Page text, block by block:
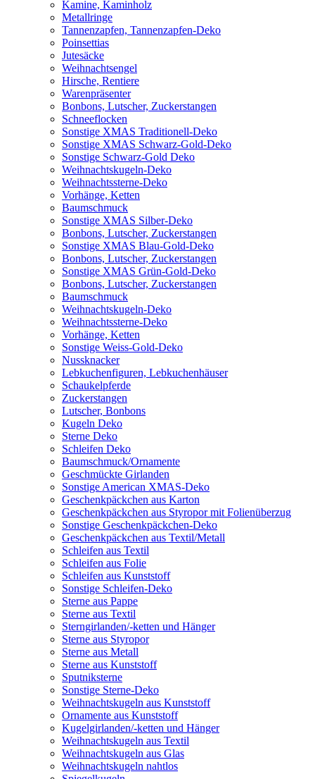
Kamine, Kaminholz
Metallringe
Tannenzapfen, Tannenzapfen-Deko
Poinsettias
Jutesäcke
Weihnachtsengel
Hirsche, Rentiere
Warenpräsenter
Bonbons, Lutscher, Zuckerstangen
Schneeflocken
Sonstige XMAS Traditionell-Deko
Sonstige XMAS Schwarz-Gold-Deko
Sonstige Schwarz-Gold Deko
Weihnachtskugeln-Deko
Weihnachtssterne-Deko
Vorhänge, Ketten
Baumschmuck
Sonstige XMAS Silber-Deko
Bonbons, Lutscher, Zuckerstangen
Sonstige XMAS Blau-Gold-Deko
Bonbons, Lutscher, Zuckerstangen
Sonstige XMAS Grün-Gold-Deko
Bonbons, Lutscher, Zuckerstangen
Baumschmuck
Weihnachtskugeln-Deko
Weihnachtssterne-Deko
Vorhänge, Ketten
Sonstige Weiss-Gold-Deko
Nussknacker
Lebkuchenfiguren, Lebkuchenhäuser
Schaukelpferde
Zuckerstangen
Lutscher, Bonbons
Kugeln Deko
Sterne Deko
Schleifen Deko
Baumschmuck/Ornamente
Geschmückte Girlanden
Sonstige American XMAS-Deko
Geschenkpäckchen aus Karton
Geschenkpäckchen aus Styropor mit Folienüberzug
Sonstige Geschenkpäckchen-Deko
Geschenkpäckchen aus Textil/Metall
Schleifen aus Textil
Schleifen aus Folie
Schleifen aus Kunststoff
Sonstige Schleifen-Deko
Sterne aus Pappe
Sterne aus Textil
Sterngirlanden/-ketten und Hänger
Sterne aus Styropor
Sterne aus Metall
Sterne aus Kunststoff
Sputniksterne
Sonstige Sterne-Deko
Weihnachtskugeln aus Kunststoff
Ornamente aus Kunststoff
Kugelgirlanden/-ketten und Hänger
Weihnachtskugeln aus Textil
Weihnachtskugeln aus Glas
Weihnachtskugeln nahtlos